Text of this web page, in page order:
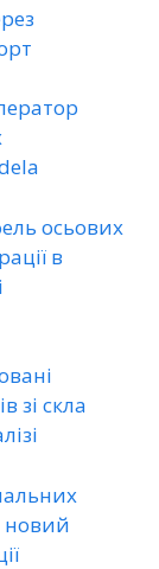
осьових
в
зі скла
новий